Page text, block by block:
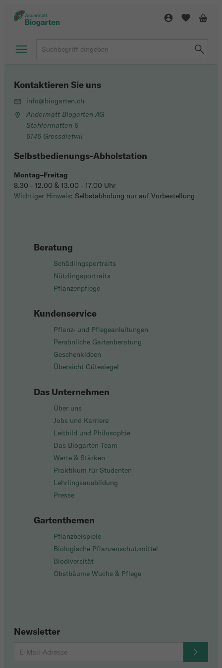
Beratung
Schädlingsportraits
Nützlingsportraits
Pflanzenpflege
Kundenservice
Pflanz- und Pflegeanleitungen
Persönliche Gartenberatung
Geschenkideen
Übersicht Gütesiegel
Das Unternehmen
Über uns
Jobs und Karriere
Leitbild und Philosophie
Das Biogarten-Team
Werte & Stärken
Praktikum für Studenten
Lehrlingsausbildung
Presse
Gartenthemen
Pflanzbeispiele
Biologische Pflanzenschutzmittel
Biodiversität
Obstbäume Wuchs & Pflege
Newsletter
Kontaktieren Sie uns
info@biogarten.ch
Andermatt Biogarten AG
Stahlermatten 6
6146 Grossdietwil
Selbstbedienungs-Abholstation
Montag–Freitag
8.30 - 12.00 & 13.00 - 17.00 Uhr
Wichtiger Hinweis: Selbstabholung nur auf Vorbestellung